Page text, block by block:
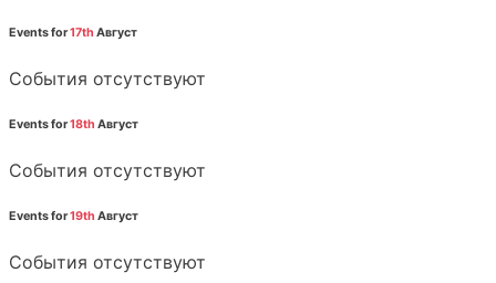
Events for17th Август
События отсутствуют
Events for18th Август
События отсутствуют
Events for19th Август
События отсутствуют